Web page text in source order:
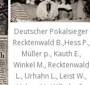
Deutscher Pokalsieger
Recktenwald B.,Hess P.,
Müller p., Kauth E.,
Winkel M., Recktenwald
L., Urhahn L., Leist W.,